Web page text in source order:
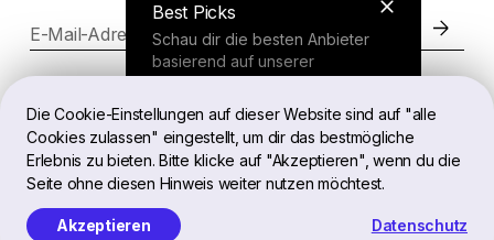
Die Cookie-Einstellungen auf dieser Website sind auf "alle
Cookies zulassen" eingestellt, um dir das bestmögliche
Erlebnis zu bieten. Bitte klicke auf "Akzeptieren", wenn du die
Seite ohne diesen Hinweis weiter nutzen möchtest.
Akzeptieren Datenschutz
Best Picks
Schau dir die besten Anbieter
basierend auf unserer
Finder Tool
Beantworte ein paar Fragen und
erhalte eine personalisierte
Empfehlung.
E-Mail-Adresse
Rechtliches